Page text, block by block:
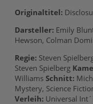
Originaltitel:
Darsteller: Emily
Hewson, Colman
Regie: Steven
Steven Spielberg
Williams Schnitt:
Mystery, Science
Verleih: Universal